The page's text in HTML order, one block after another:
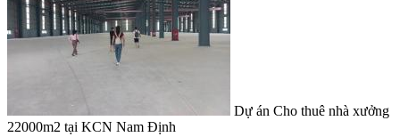
Dự án Cho thuê nhà xưởng
22000m2 tại KCN Nam Định